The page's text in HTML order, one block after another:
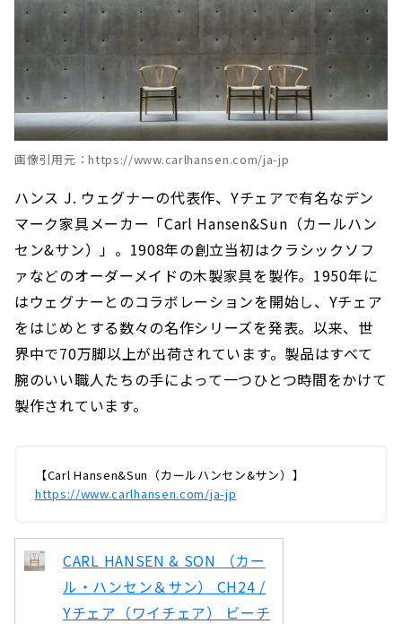
画像引用元：https://www.carlhansen.com/ja-jp
ハンス J. ウェグナーの代表作、Yチェアで有名なデン
マーク家具メーカー「Carl Hansen&Sun（カールハン
セン&サン）」。1908年の創立当初はクラシックソフ
ァなどのオーダーメイドの木製家具を製作。1950年に
はウェグナーとのコラボレーションを開始し、Yチェア
をはじめとする数々の名作シリーズを発表。以来、世
界中で70万脚以上が出荷されています。製品はすべて
腕のいい職人たちの手によって一つひとつ時間をかけて
製作されています。
【Carl Hansen&Sun（カールハンセン&サン）】
https://www.carlhansen.com/ja-jp
CARL HANSEN & SON （カー
ル・ハンセン＆サン） CH24 /
Yチェア（ワイチェア） ビーチ